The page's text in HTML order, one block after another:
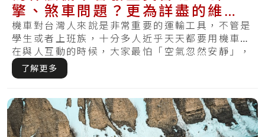
擎、煞車問題？更為詳盡的維修
處理方式在這裡
機車對台灣人來說是非常重要的運輸工具，不管是
學生或者上班族，十分多人近乎天天都要用機車。
在與人互動的時候，大家最怕「空氣忽然安靜」，
不過.....
了解更多